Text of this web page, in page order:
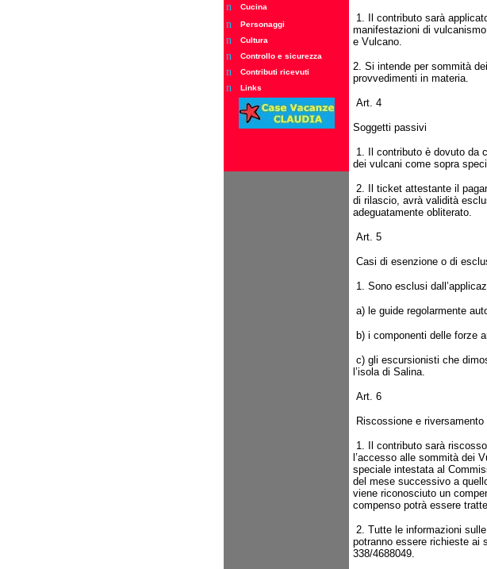
n Cucina
n Personaggi
n Cultura
n Controllo e sicurezza
n Contributi ricevuti
n Links
1. Il contributo sarà
manifestazioni di
e Vulcano.
2. Si intende per sommità
provvedimenti in materia.
Art. 4
Soggetti passivi
1. Il contributo è dovuto da
dei vulcani come sopra
2. Il ticket attestante il
di rilascio, avrà validità
adeguatamente obliterato.
Art. 5
Casi di esenzione o di
1. Sono esclusi
a) le guide regolarmente
b) i componenti delle forze
c) gli escursionisti che
l’isola di Salina.
Art. 6
Riscossione e
1. Il contributo sarà
l’accesso alle sommità dei
speciale intestata al
del mese successivo a
viene riconosciuto un
compenso potrà essere
2. Tutte le informazioni
potranno essere richieste ai
338/4688049.